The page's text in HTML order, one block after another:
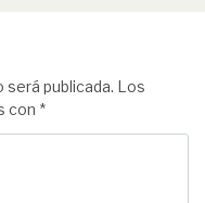
publicada. Los
con *